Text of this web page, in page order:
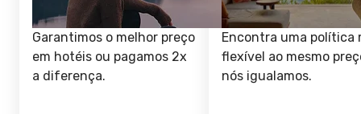
Garantimos o melhor preço
em hotéis ou pagamos 2x
a diferença.
Encontra uma política
flexível ao mesmo
nós igualamos.